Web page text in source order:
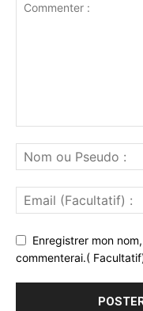
Enregistrer mon
commenterai.(